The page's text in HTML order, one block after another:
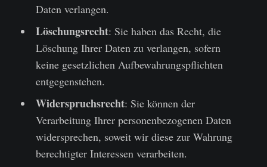
Daten verlangen.
Löschungsrecht: Sie haben das Recht, die
Löschung Ihrer Daten zu verlangen, sofern
keine gesetzlichen Aufbewahrungspflichten
entgegenstehen.
Widerspruchsrecht: Sie können der
Verarbeitung Ihrer personenbezogenen Daten
widersprechen, soweit wir diese zur Wahrung
berechtigter Interessen verarbeiten.